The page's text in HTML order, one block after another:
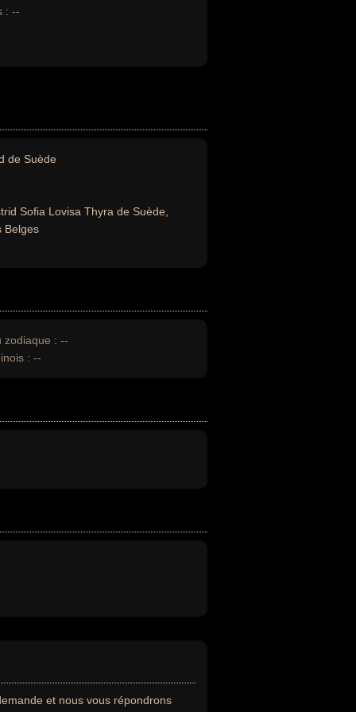
: --
de Suède
Sofia Lovisa Thyra de Suède,
Belges
zodiaque : --
: --
et nous vous répondrons